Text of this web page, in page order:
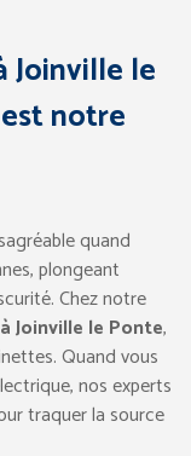
Joinville le
notre
quand
plongeant
Chez notre
Joinville le Ponte,
Quand vous
nos experts
traquer la source